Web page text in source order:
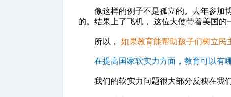
像这样的例子不是孤立的。去年参加博
的。结果上了飞机， 这位大使带着美国的
所以， 如果教育能帮助孩子们树立民
在提高国家软实力方面，教育可以有
我们的软实力问题很大部分反映在我们